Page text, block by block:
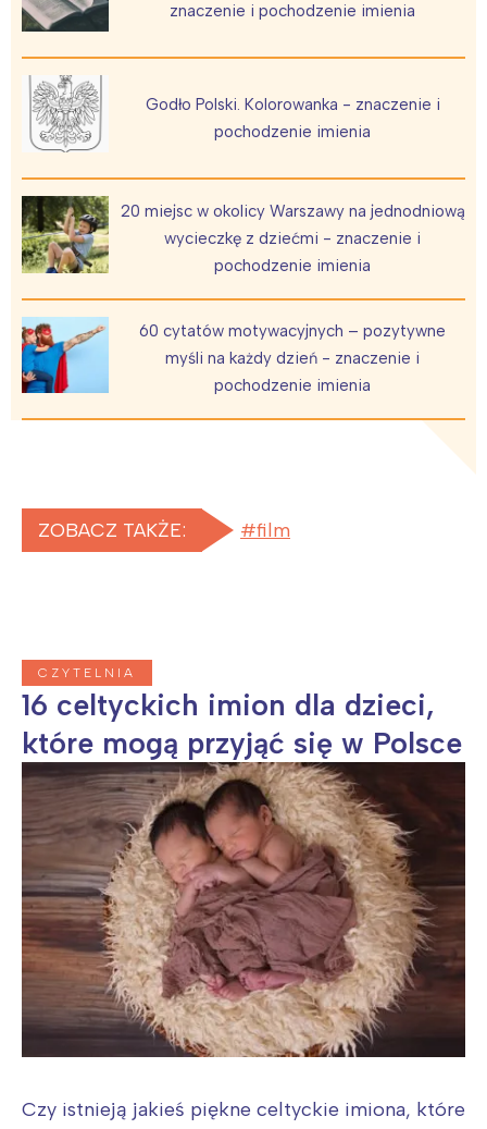
znaczenie i pochodzenie imienia
Godło Polski. Kolorowanka - znaczenie i
pochodzenie imienia
20 miejsc w okolicy Warszawy na jednodniową
wycieczkę z dziećmi - znaczenie i
pochodzenie imienia
60 cytatów motywacyjnych – pozytywne
myśli na każdy dzień - znaczenie i
pochodzenie imienia
ZOBACZ TAKŻE: film
CZYTELNIA
16 celtyckich imion dla dzieci,
które mogą przyjąć się w Polsce
Czy istnieją jakieś piękne celtyckie imiona, które